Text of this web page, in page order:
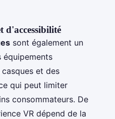
d'accessibilité
sont également un
équipements
et des
qui peut limiter
consommateurs. De
VR dépend de la